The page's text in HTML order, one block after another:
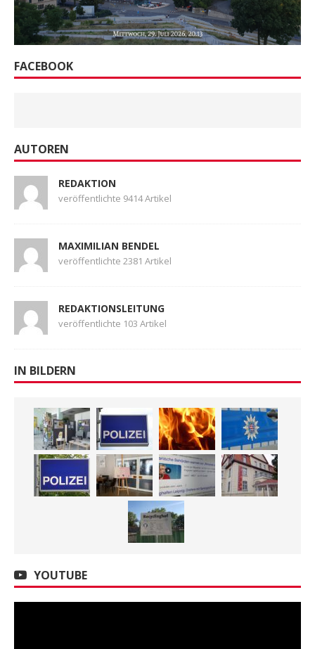
FACEBOOK
AUTOREN
REDAKTION
veröffentlichte 9414 Artikel
MAXIMILIAN BENDEL
veröffentlichte 2381 Artikel
REDAKTIONSLEITUNG
veröffentlichte 103 Artikel
IN BILDERN
YOUTUBE